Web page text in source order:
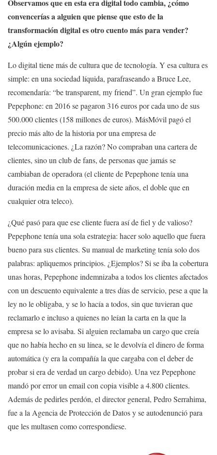
Observamos que en esta era digital todo cambia, ¿cómo
convencerías a alguien que piense que esto de la
transformación digital es otro cuento más para vender?
¿Algún ejemplo?
Lo digital tiene más de cultura que de tecnología. Y esa cultura es
simple: en una sociedad líquida, parafraseando a Bruce Lee,
recomendaría: “be transparent, my friend”. Un gran ejemplo fue
Pepephone: en 2016 se pagaron 316 euros por cada uno de sus
500.000 clientes (158 millones de euros). MásMóvil pagó el
precio más alto de la historia por una empresa de
telecomunicaciones. ¿La razón? No compraban una cartera de
clientes, sino un club de fans, de personas que jamás se
cambiaban de operadora (el cliente de Pepephone tenía una
duración media en la empresa de siete años, el doble que en
cualquier otra teleco).
¿Qué pasó para que ese cliente fuera así de fiel y de valioso?
Pepephone tenía una sola estrategia: hacer solo aquello que fuera
bueno para sus clientes. Su manual de marketing tenía solo dos
palabras: apliquemos principios. ¿Ejemplos? Si se iba la cobertura
unas horas, Pepephone indemnizaba a todos los clientes afectados
con un descuento equivalente a tres días de servicio, pese a que la
ley no le obligaba, y se lo hacía a todos, sin que tuvieran que
reclamarlo e incluso a quienes no leían la carta en la que la
empresa se lo avisaba. Si alguien reclamaba un cargo que creía
que no había hecho en su línea, se le devolvía el dinero de forma
automática (y era la compañía la que cargaba con el deber de
probar si era de verdad un cargo debido). Una vez Pepephone
mandó por error un email con copia visible a 4.800 clientes.
Además de pedirles perdón, el director general, Pedro Serrahima,
fue a la Agencia de Protección de Datos y se autodenunció para
que les multasen como correspondiese.